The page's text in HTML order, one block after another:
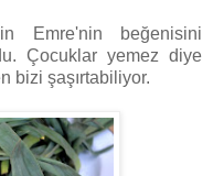
Emre'nin beğenisini
Çocuklar yemez diye
bizi şaşırtabiliyor.